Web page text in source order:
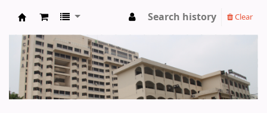
BCS Administration Academy Library
Search history Clear